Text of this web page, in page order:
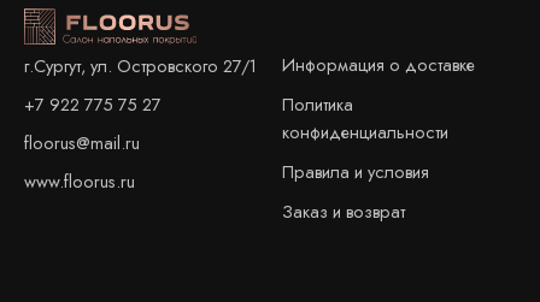
г.Сургут, ул. Островского 27/1
+7 922 775 75 27
floorus@mail.ru
www.floorus.ru
Информация о доставке
Политика
конфиденциальности
Правила и условия
Заказ и возврат